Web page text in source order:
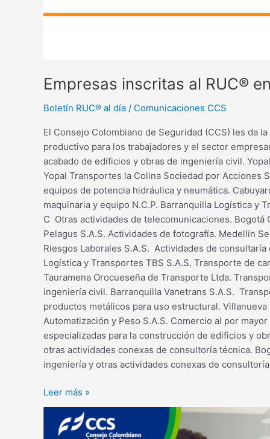
Empresas inscritas al RUC®
Boletín RUC® al día / Comunicaciones CCS
El Consejo Colombiano de Seguridad (CCS) les da
productivo para los trabajadores y el sector
acabado de edificios y obras de ingeniería civil.
Yopal Transportes la Colina Sociedad por
equipos de potencia hidráulica y neumática.
maquinaria y equipo N.C.P. Barranquilla Logística y
C Otras actividades de telecomunicaciones. Bogotá
Pelagus S.A.S. Actividades de fotografía. Medellín
Riesgos Laborales S.A.S. Actividades de
Logística y Transportes TBS S.A.S. Transporte de
Tauramena Orocueseña de Transporte Ltda.
ingeniería civil. Barranquilla Vanetrans S.A.S.
productos metálicos para uso estructural.
Automatización y Peso S.A.S. Comercio al por
especializadas para la construcción de edificios y
otras actividades conexas de consultoría técnica.
ingeniería y otras actividades conexas de
Leer más »
Contratantes
RUC®